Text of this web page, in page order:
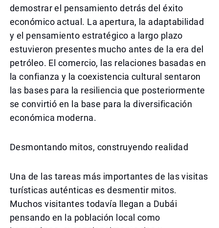
demostrar el pensamiento detrás del éxito
económico actual. La apertura, la adaptabilidad
y el pensamiento estratégico a largo plazo
estuvieron presentes mucho antes de la era del
petróleo. El comercio, las relaciones basadas en
la confianza y la coexistencia cultural sentaron
las bases para la resiliencia que posteriormente
se convirtió en la base para la diversificación
económica moderna.
Desmontando mitos, construyendo realidad
Una de las tareas más importantes de las visitas
turísticas auténticas es desmentir mitos.
Muchos visitantes todavía llegan a Dubái
pensando en la población local como